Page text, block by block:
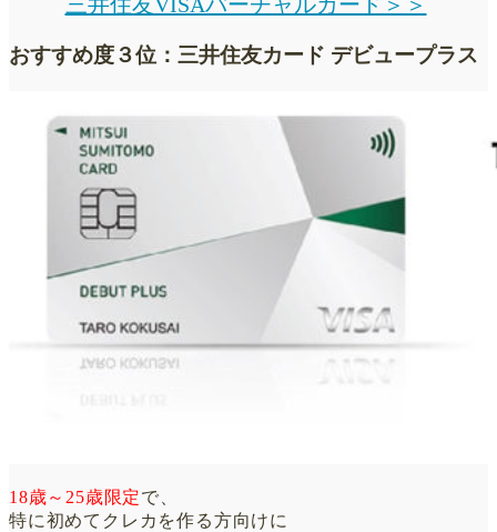
おすすめ度３位：三井住友カード デビュープラス
18歳～25歳限定で、
特に初めてクレカを作る方向けに